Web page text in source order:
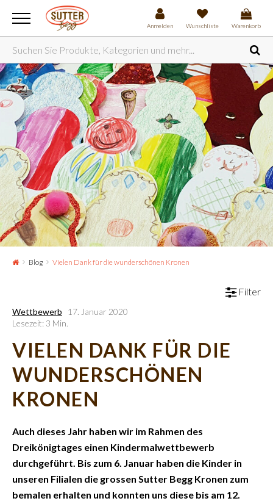
Anmelden Wunschliste Warenkorb
Blog Vielen Dank für die wunderschönen Kronen
Filter
Wettbewerb
17. Januar 2020
Lesezeit: 3 Min.
VIELEN DANK FÜR DIE
WUNDERSCHÖNEN
KRONEN
Auch dieses Jahr haben wir im Rahmen des
Dreikönigtages einen Kindermalwettbewerb
durchgeführt. Bis zum 6. Januar haben die Kinder in
unseren Filialen die grossen Sutter Begg Kronen zum
bemalen erhalten und konnten uns diese bis am 12.